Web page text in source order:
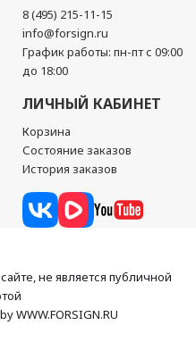
8 (495) 215-11-15
info@forsign.ru
График работы: пн-пт с 09:00
до 18:00
ЛИЧНЫЙ КАБИНЕТ
Корзина
Состояние заказов
История заказов
не является публичной
WWW.FORSIGN.RU